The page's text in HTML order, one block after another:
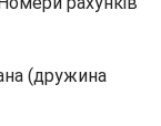
(дружина